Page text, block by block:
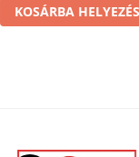
KOSÁRBA HELYEZÉS